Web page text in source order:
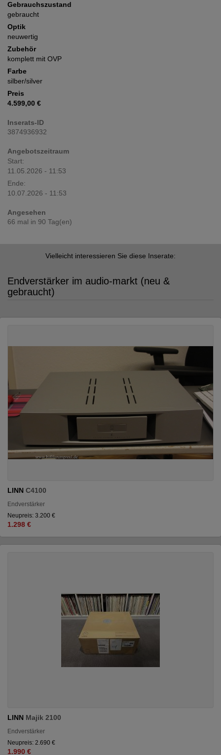
Gebrauchszustand
gebraucht
Optik
neuwertig
Zubehör
komplett mit OVP
Farbe
silber/silver
Preis
4.599,00 €
Inserats-ID
3874936932
Angebotszeitraum
Start:
11.05.2026 - 11:53
Ende:
10.07.2026 - 11:53
Angesehen
66 mal in 90 Tag(en)
Vielleicht interessieren Sie diese Inserate:
Endverstärker im audio-markt (neu &
gebraucht)
LINN C4100
Endverstärker
Neupreis: 3.200 €
1.298 €
LINN Majik 2100
Endverstärker
Neupreis: 2.690 €
1.990 €